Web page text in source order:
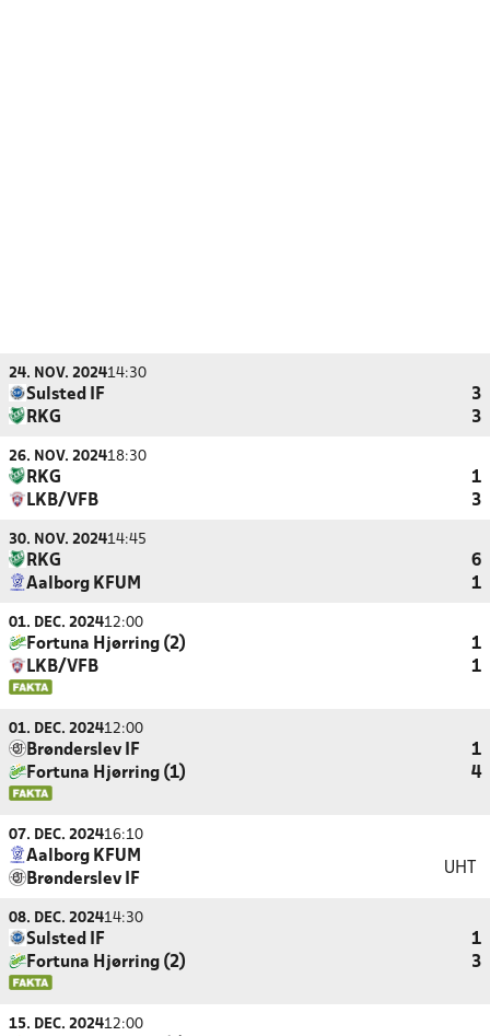
24. NOV. 202414:30
Sulsted IF
3
RKG
3
26. NOV. 202418:30
RKG
1
LKB/VFB
3
30. NOV. 202414:45
RKG
6
Aalborg KFUM
1
01. DEC. 202412:00
Fortuna Hjørring (2)
1
LKB/VFB
1
01. DEC. 202412:00
Brønderslev IF
1
Fortuna Hjørring (1)
4
07. DEC. 202416:10
Aalborg KFUM
Brønderslev IF
UHT
08. DEC. 202414:30
Sulsted IF
1
Fortuna Hjørring (2)
3
15. DEC. 202412:00